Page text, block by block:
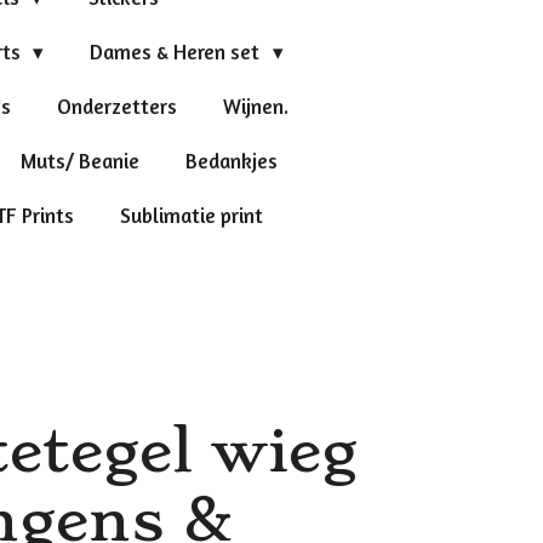
Dames & Heren set
Onderzetters Wijnen.
Muts/ Beanie Bedankjes
Prints Sublimatie print
wieg
&